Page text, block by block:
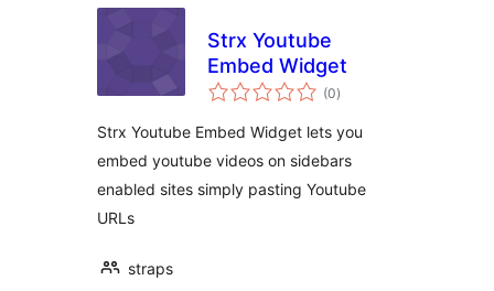
Strx Youtube
Embed Widget
(0valoraciones
en
)
Strx Youtube Embed Widget lets you
embed youtube videos on sidebars
enabled sites simply pasting Youtube
URLs
straps